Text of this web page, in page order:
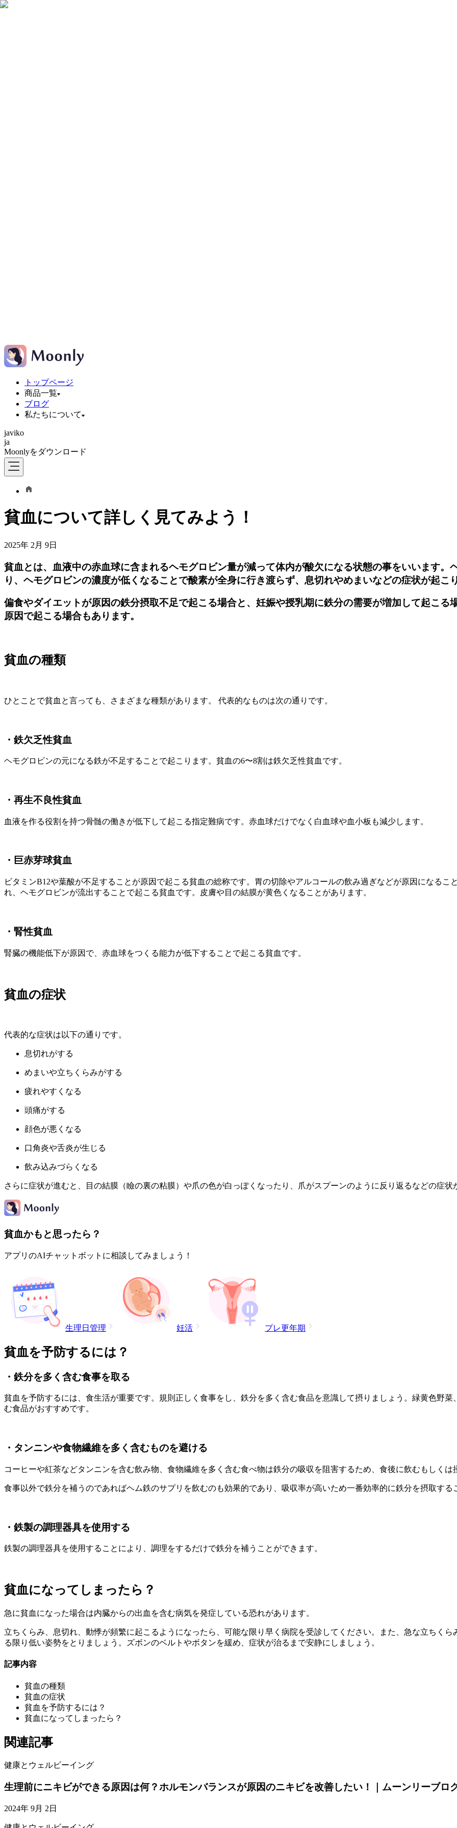
トップページ
商品一覧
ブログ
私たちについて
javiko
ja
Moonlyをダウンロード
貧血について詳しく見てみよう！
2025年 2月 9日
貧血とは、血液中の赤血球に含まれるヘモグロビン量が減って体内が酸欠になる状態の事をいいます。
り、ヘモグロビンの濃度が低くなることで酸素が全身に行き渡らず、息切れやめまいなどの症状が起こり
偏食やダイエットが原因の鉄分摂取不足で起こる場合と、妊娠や授乳期に鉄分の需要が増加して起こ
原因で起こる場合もあります。
貧血の種類
ひとことで貧血と言っても、さまざまな種類があります。 代表的なものは次の通りです。
・鉄欠乏性貧血
ヘモグロビンの元になる鉄が不足することで起こります。貧血の6〜8割は鉄欠乏性貧血です。
・再生不良性貧血
血液を作る役割を持つ骨髄の働きが低下して起こる指定難病です。赤血球だけでなく白血球や血小板も減少します。
・巨赤芽球貧血
ビタミンB12や葉酸が不足することが原因で起こる貧血の総称です。胃の切除やアルコールの飲み過ぎなどが原因になる
れ、ヘモグロビンが流出することで起こる貧血です。皮膚や目の結膜が黄色くなることがあります。
・腎性貧血
腎臓の機能低下が原因で、赤血球をつくる能力が低下することで起こる貧血です。
貧血の症状
代表的な症状は以下の通りです。
息切れがする
めまいや立ちくらみがする
疲れやすくなる
頭痛がする
顔色が悪くなる
口角炎や舌炎が生じる
飲み込みづらくなる
さらに症状が進むと、目の結膜（瞼の裏の粘膜）や爪の色が白っぽくなったり、爪がスプーンのように反り返るなどの症状
貧血かもと思ったら？
アプリのAIチャットボットに相談してみましょう！
生理日管理 妊活 プレ更年期
貧血を予防するには？
・鉄分を多く含む食事を取る
貧血を予防するには、食生活が重要です。規則正しく食事をし、鉄分を多く含む食品を意識して摂りましょう。緑黄色野
む食品がおすすめです。
・タンニンや食物繊維を多く含むものを避ける
コーヒーや紅茶などタンニンを含む飲み物、食物繊維を多く含む食べ物は鉄分の吸収を阻害するため、食後に飲むもしくは
食事以外で鉄分を補うのであればヘム鉄のサプリを飲むのも効果的であり、吸収率が高いため一番効率的に鉄分を摂取する
・鉄製の調理器具を使用する
鉄製の調理器具を使用することにより、調理をするだけで鉄分を補うことができます。
貧血になってしまったら？
急に貧血になった場合は内臓からの出血を含む病気を発症している恐れがあります。
立ちくらみ、息切れ、動悸が頻繁に起こるようになったら、可能な限り早く病院を受診してください。また、急な立ちく
る限り低い姿勢をとりましょう。ズボンのベルトやボタンを緩め、症状が治るまで安静にしましょう。
記事内容
貧血の種類
貧血の症状
貧血を予防するには？
貧血になってしまったら？
関連記事
健康とウェルビーイング
生理前にニキビができる原因は何？ホルモンバランスが原因のニキビを改善したい！｜ムーンリーブロ
2024年 9月 2日